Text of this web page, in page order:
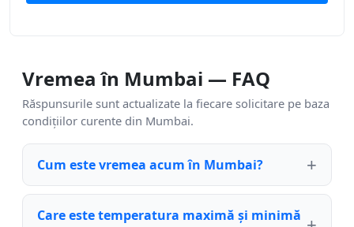
Vremea în Mumbai — FAQ
Răspunsurile sunt actualizate la fiecare solicitare pe baza
condițiilor curente din Mumbai.
Cum este vremea acum în Mumbai?
Care este temperatura maximă și minimă